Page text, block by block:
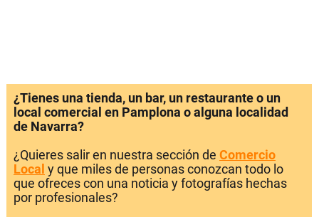
¿Tienes una tienda, un bar, un restaurante o un
local comercial en Pamplona o alguna localidad
de Navarra?
¿Quieres salir en nuestra sección de Comercio
Local y que miles de personas conozcan todo lo
que ofreces con una noticia y fotografías hechas
por profesionales?